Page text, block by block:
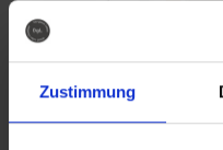
Zustimmung